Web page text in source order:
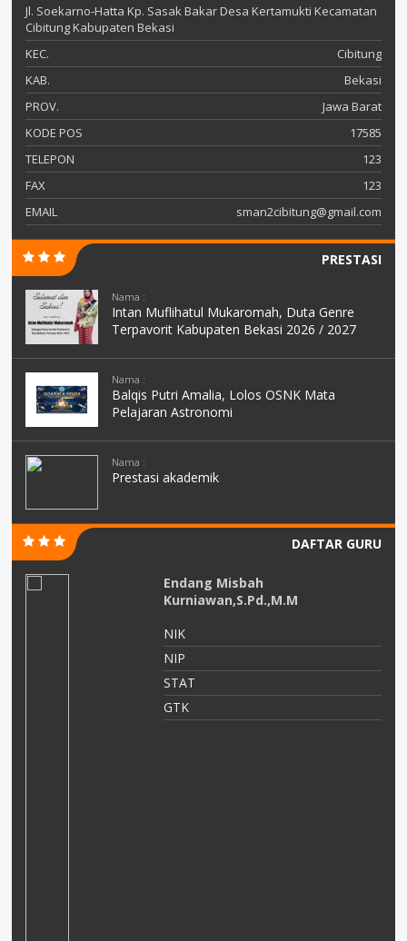
Jl. Soekarno-Hatta Kp. Sasak Bakar Desa Kertamukti Kecamatan
Cibitung Kabupaten Bekasi
KEC.
Cibitung
KAB.
Bekasi
PROV.
Jawa Barat
KODE POS
17585
TELEPON
123
FAX
123
EMAIL
sman2cibitung@gmail.com
PRESTASI
Nama :
Intan Muflihatul Mukaromah, Duta Genre
Terpavorit Kabupaten Bekasi 2026 / 2027
Nama :
Balqis Putri Amalia, Lolos OSNK Mata
Pelajaran Astronomi
Nama :
Prestasi akademik
DAFTAR GURU
Endang Misbah
Kurniawan,S.Pd.,M.M
NIK
NIP
STAT
GTK